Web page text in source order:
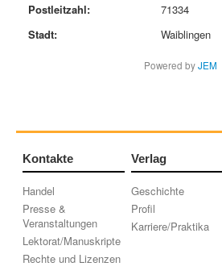
Postleitzahl:
71334
Stadt:
Waiblingen
Powered byJEM
Kontakte
Handel
Presse &
Veranstaltungen
Lektorat/Manuskripte
Rechte und Lizenzen
Verlag
Geschichte
Profil
Karriere/Praktika